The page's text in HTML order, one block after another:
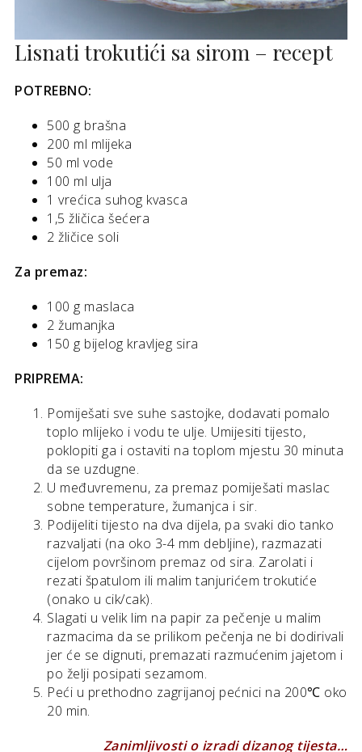
Lisnati trokutići sa sirom – recept
POTREBNO:
500 g brašna
200 ml mlijeka
50 ml vode
100 ml ulja
1 vrećica suhog kvasca
1,5 žličica šećera
2 žličice soli
Za premaz:
100 g maslaca
2 žumanjka
150 g bijelog kravljeg sira
PRIPREMA:
Pomiješati sve suhe sastojke, dodavati pomalo
toplo mlijeko i vodu te ulje. Umijesiti tijesto,
poklopiti ga i ostaviti na toplom mjestu 30 minuta
da se uzdugne.
U međuvremenu, za premaz pomiješati maslac
sobne temperature, žumanjca i sir.
Podijeliti tijesto na dva dijela, pa svaki dio tanko
razvaljati (na oko 3-4 mm debljine), razmazati
cijelom površinom premaz od sira. Zarolati i
rezati špatulom ili malim tanjurićem trokutiće
(onako u cik/cak).
Slagati u velik lim na papir za pečenje u malim
razmacima da se prilikom pečenja ne bi dodirivali
jer će se dignuti, premazati razmućenim jajetom i
po želji posipati sezamom.
Peći u prethodno zagrijanoj pećnici na 200℃ oko
20 min.
Zanimljivosti o izradi dizanog tijesta…